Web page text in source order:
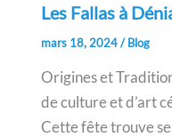
Les Fallas à
mars 18, 2024/Blog
Origines et
de culture et d’art
Cette fête trouve